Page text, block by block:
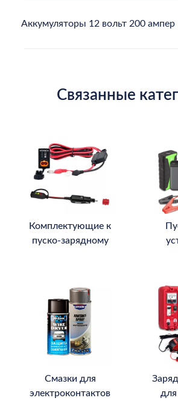
Аккумуляторы 12 вольт 200 ампер
Связанные
Комплектующие к
пуско-зарядному
Смазки для
электроконтактов
для